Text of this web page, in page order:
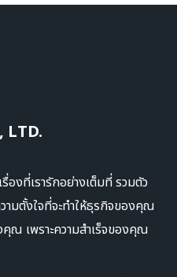
LTD.
งที่เรารักอย่างเต็มที่ รวมตัว
มตั้งใจที่จะทำให้ธุรกิจของคุณ
ณ เพราะความสำเร็จของคุณ